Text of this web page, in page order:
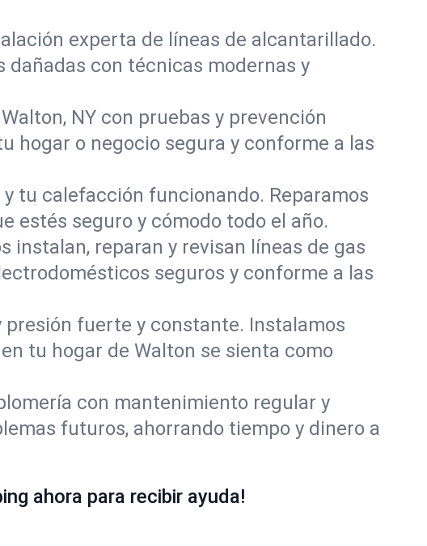
experta de líneas de alcantarillado.
dañadas con técnicas modernas y
NY con pruebas y prevención
hogar o negocio segura y conforme a las
tu calefacción funcionando. Reparamos
estés seguro y cómodo todo el año.
instalan, reparan y revisan líneas de gas
seguros y conforme a las
fuerte y constante. Instalamos
tu hogar de Walton se sienta como
con mantenimiento regular y
futuros, ahorrando tiempo y dinero a
ahora para recibir ayuda!